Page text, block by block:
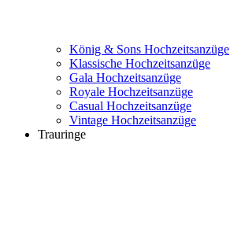
König & Sons Hochzeitsanzüge
Klassische Hochzeitsanzüge
Gala Hochzeitsanzüge
Royale Hochzeitsanzüge
Casual Hochzeitsanzüge
Vintage Hochzeitsanzüge
Trauringe